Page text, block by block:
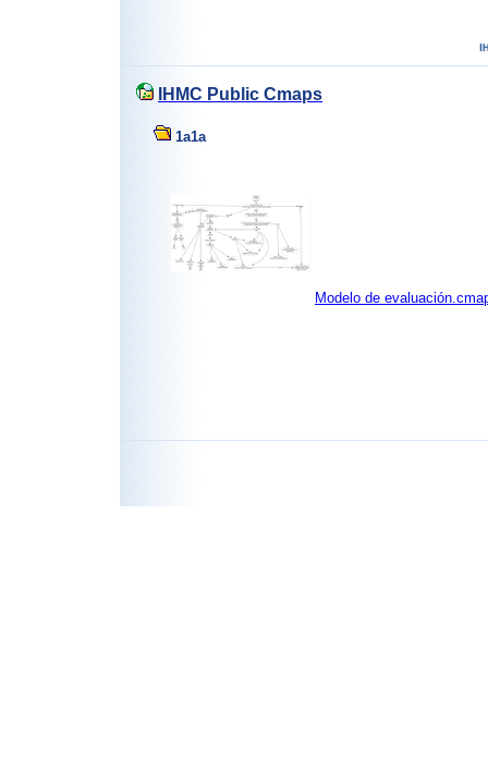
IHMC Public Cmaps
1a1a
Modelo de